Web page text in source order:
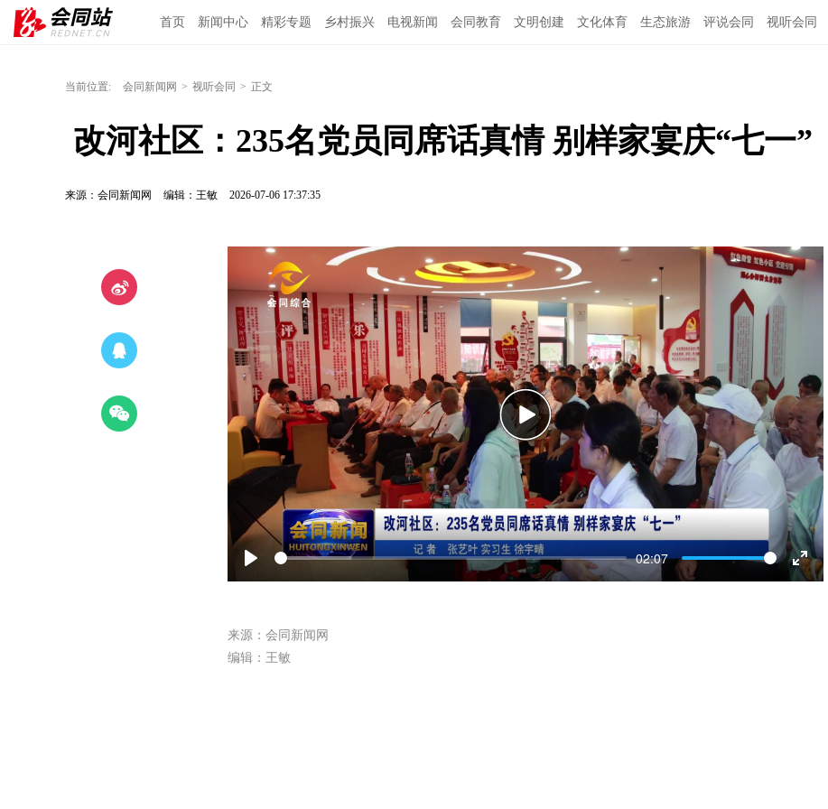
首页 新闻中心 精彩专题 乡村振兴 电视新闻 会同教育 文明创建 文化体育 生态旅游 评说会同 视听会同
当前位置: 会同新闻网 > 视听会同 > 正文
改河社区：235名党员同席话真情 别样家宴庆“七一”
来源：会同新闻网 编辑：王敏 2026-07-06 17:37:35
Play
02:07
Enter
Play
来源：会同新闻网
编辑：王敏